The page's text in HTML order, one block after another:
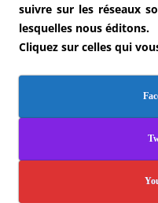
suivre sur les réseaux
lesquelles nous éditons.
Cliquez sur celles qui